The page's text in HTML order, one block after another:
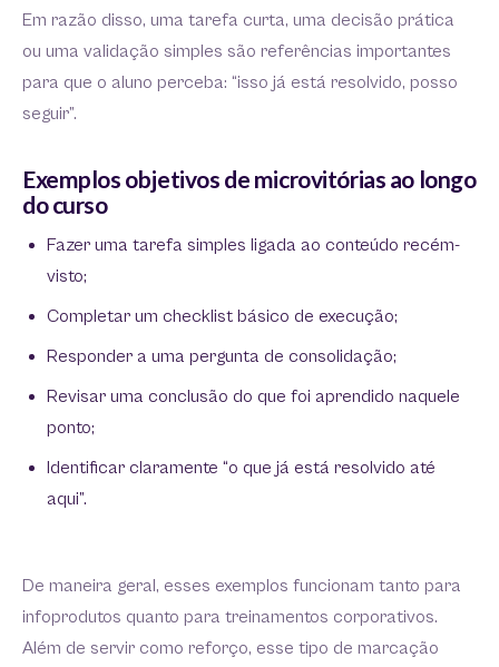
Em razão disso, uma tarefa curta, uma decisão prática
ou uma validação simples são referências importantes
para que o aluno perceba: “isso já está resolvido, posso
seguir”.
Exemplos objetivos de microvitórias ao longo
do curso
Fazer uma tarefa simples ligada ao conteúdo recém-
visto;
Completar um checklist básico de execução;
Responder a uma pergunta de consolidação;
Revisar uma conclusão do que foi aprendido naquele
ponto;
Identificar claramente “o que já está resolvido até
aqui”.
De maneira geral, esses exemplos funcionam tanto para
infoprodutos quanto para treinamentos corporativos.
Além de servir como reforço, esse tipo de marcação